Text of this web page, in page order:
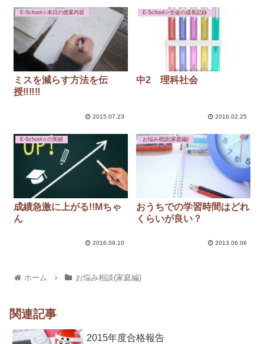
E-School☆本日の授業内容
ミスを減らす方法を伝
授‼‼‼
2015.07.23
E-School☆生徒の成長記録
中2 理科社会
2016.02.25
E-School☆の実績
成績急激に上がる!!Mちゃ
ん
2016.09.10
お悩み相談(家庭編)
おうちでの学習時間はどれ
くらいが良い？
2013.06.06
ホーム お悩み相談(家庭編)
関連記事
2015年度合格報告